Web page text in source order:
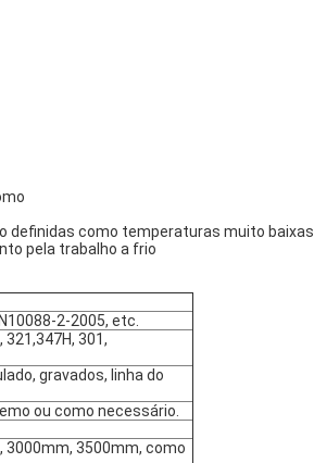
definidas como temperaturas muito baixas
pela trabalho a frio
2-2005, etc.
321,347H, 301,
gravados, linha do
ou como necessário.
3000mm, 3500mm, como